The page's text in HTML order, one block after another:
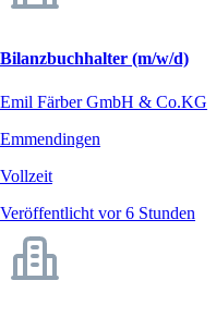
Bilanzbuchhalter (m/w/d)
Emil Färber GmbH & Co.KG
Emmendingen
Vollzeit
Veröffentlicht vor 6 Stunden